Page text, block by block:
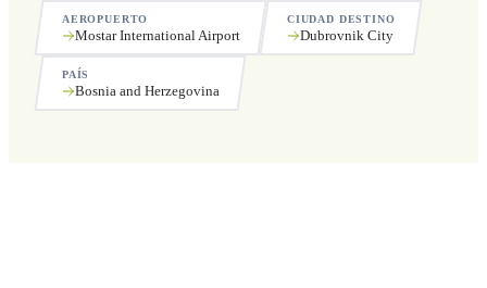
AEROPUERTO
Mostar International Airport
CIUDAD DESTINO
Dubrovnik City
PAÍS
Bosnia and Herzegovina